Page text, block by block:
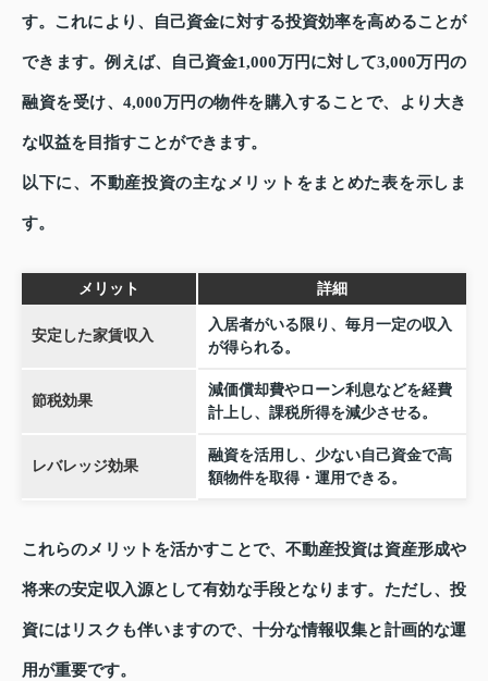
す。これにより、自己資金に対する投資効率を高めることが
できます。例えば、自己資金1,000万円に対して3,000万円の
融資を受け、4,000万円の物件を購入することで、より大き
な収益を目指すことができます。
以下に、不動産投資の主なメリットをまとめた表を示しま
す。
メリット 詳細
安定した家賃収入
入居者がいる限り、毎月一定の収入
が得られる。
節税効果
減価償却費やローン利息などを経費
計上し、課税所得を減少させる。
レバレッジ効果
融資を活用し、少ない自己資金で高
額物件を取得・運用できる。
これらのメリットを活かすことで、不動産投資は資産形成や
将来の安定収入源として有効な手段となります。ただし、投
資にはリスクも伴いますので、十分な情報収集と計画的な運
用が重要です。